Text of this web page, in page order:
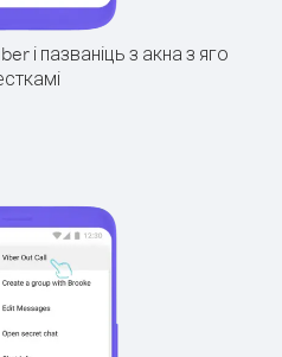
і пазваніць з акна з яго